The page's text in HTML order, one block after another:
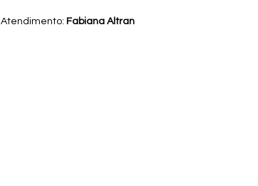
Atendimento: Fabiana Altran